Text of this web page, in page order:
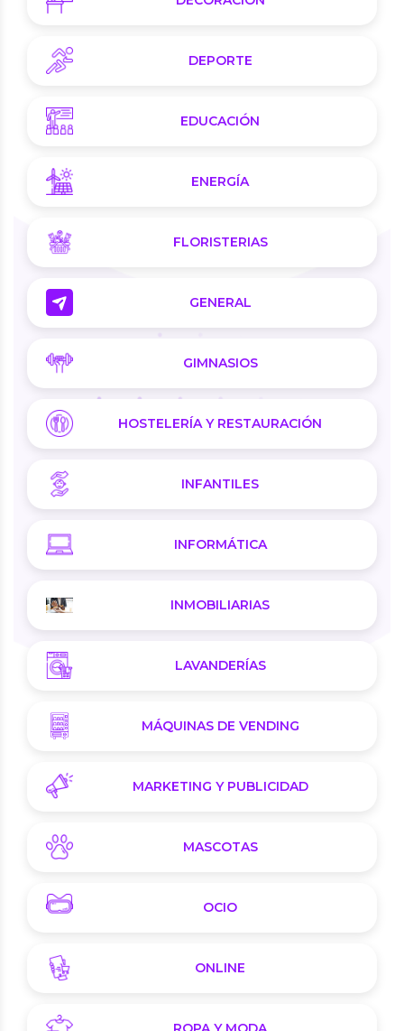
DEPORTE
EDUCACIÓN
ENERGÍA
FLORISTERIAS
GENERAL
GIMNASIOS
HOSTELERÍA Y RESTAURACIÓN
INFANTILES
INFORMÁTICA
INMOBILIARIAS
LAVANDERÍAS
MÁQUINAS DE VENDING
MARKETING Y PUBLICIDAD
MASCOTAS
OCIO
ONLINE